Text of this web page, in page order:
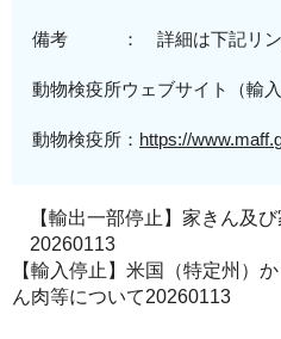
備考 ： 詳細は下記リン
動物検疫所ウェブサイト（輸
動物検疫所： https://
【輸出一部停止】家きん及
20260113
【輸入停止】米国（特定州）
ん肉等について20260113